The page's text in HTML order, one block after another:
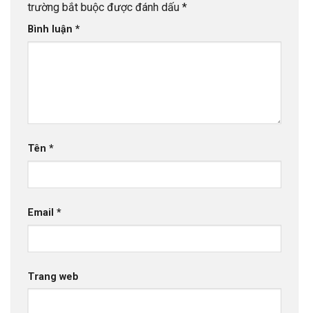
trường bắt buộc được đánh dấu *
Bình luận *
Tên *
Email *
Trang web